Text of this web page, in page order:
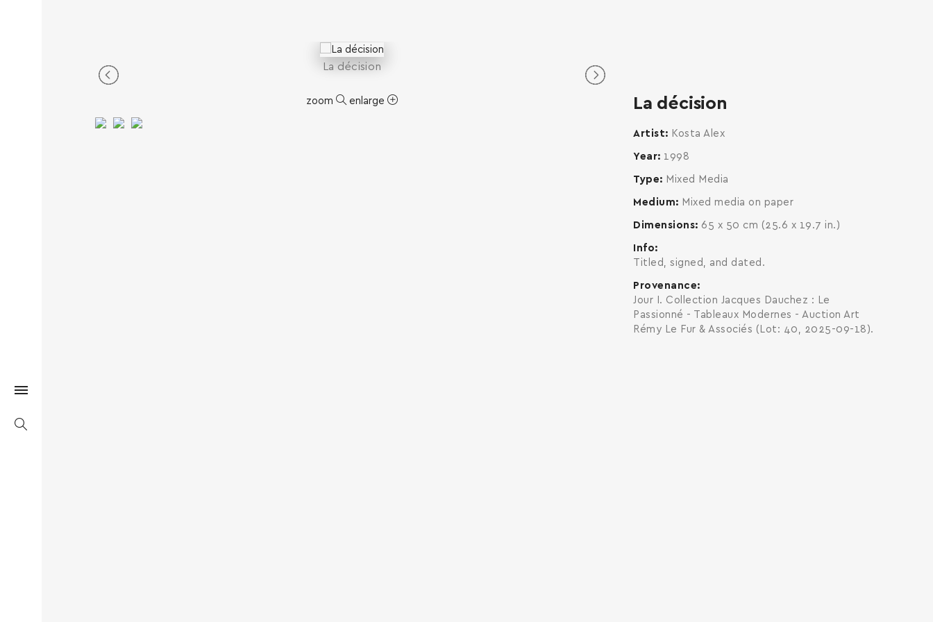
La décision
zoom enlarge La décision
Artist Kosta Alex
Year 1998
Type Mixed Media
Medium Mixed media on paper
Dimensions 65 x 50 cm (25.6 x 19.7 in.)
Info
Titled, signed, and dated.
Provenance
Jour I. Collection Jacques Dauchez : Le
Passionné - Tableaux Modernes - Auction Art
Rémy Le Fur & Associés (Lot: 40, 2025-09-18).